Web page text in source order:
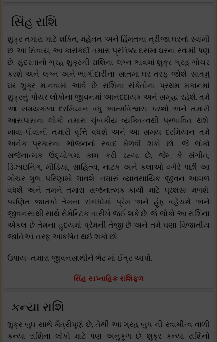
સિંહ રાશિ
શુક્ર તમારા માટે શક્તિ, મહેનત અને હિંમતના ત્રીજા ઘરનો સ્વામી
છે. આ સિવાય, આ કારકિર્દી તમારા પ્રતિષ્ઠા દસમા ઘરના સ્વામી પણ
છે. સુંદરતાનો ગ્રહ શુક્રની રાશિના લગ્ન ભાવમાં શુક્ર ગ્રહ ગોચર
કરશે અને લગ્ન અને ભાગીદારીના સાતમા ઘર તરફ જોશે. સાતમું
ઘર શુક્ર માનવામાં આવે છે. રાશિના સંકેતોના પ્રથમ મકાનમાં
શુક્રનું ગોચર લોકોના જીવનમાં આનંદદાયક અને સમૃદ્ધ રહેશે. તમે
આ સમયગાળા દરમિયાન વધુ આત્મવિશ્વાસ કરશો અને તમારી
આસપાસના લોકો તમારા ચુંબકીય વ્યક્તિત્વથી પ્રભાવિત થશે.
ખાવા-પીવાની તમારી વૃત્તિ વધશે અને આ સમય દરમિયાન તમે
અનેક પ્રકારના ભોજનનો સ્વાદ મેળવી શકો છો. જે લોકો
સર્જનાત્મક ઉદ્યોગમાં કામ કરી રહ્યા છે, જેમ કે સંગીત,
ડિઝાઇનિંગ, મીડિયા, સાહિત્ય, નાટક અને કલાઓ વગેરે પછી આ
ગોચર શુભ પરિણામો લાવશે. તમારું વ્યાવસાયિક જીવન આગળ
વધશે અને તમને તમારા સર્જનાત્મક કાર્યો માટે પ્રશંસા મળશે.
પરણિત જાતકો તેમના સંબંધોમાં પ્રેમ અને હૂંફ વહેંચશે અને
જીવનસાથી સાથે રોમેન્ટિક તારીખે જઈ શકે છે. જે લોકો આ રાશિના
એકલ છે તેમના હૃદયમાં પ્રેમની તેજી છે અને તમે ઘણા વિજાતીય
જાતિઓ તરફ આકર્ષિત થઈ શકો છો.
ઉપાય- તમારા જીવનસાથીને ભેટ માં ઈત્ર આપો.
સિંહ સાપ્તાહિક રાશિફળ
કન્યા રાશિ
શુક્ર બુધ સાથે મૈત્રીપૂર્ણ છે, તેથી આ ગ્રહ બુધ ની સ્વામીત્વ વાળી
કન્યા રાશિના લોકો માટે પણ અનુકૂળ છે. શુક્ર કન્યા રાશિનો